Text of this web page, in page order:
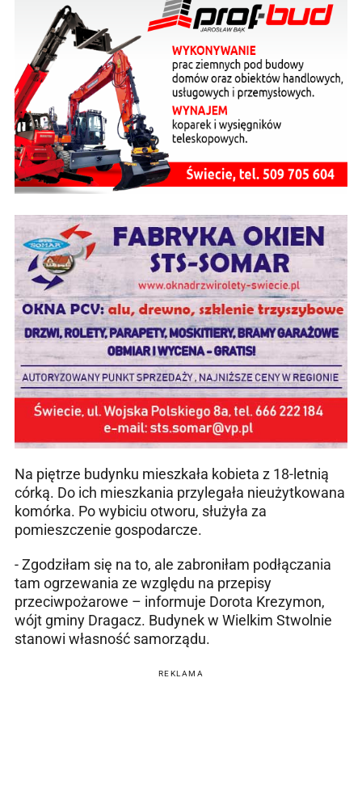
Na piętrze budynku mieszkała kobieta z 18-letnią
córką. Do ich mieszkania przylegała nieużytkowana
komórka. Po wybiciu otworu, służyła za
pomieszczenie gospodarcze.
- Zgodziłam się na to, ale zabroniłam podłączania
tam ogrzewania ze względu na przepisy
przeciwpożarowe – informuje Dorota Krezymon,
wójt gminy Dragacz. Budynek w Wielkim Stwolnie
stanowi własność samorządu.
REKLAMA